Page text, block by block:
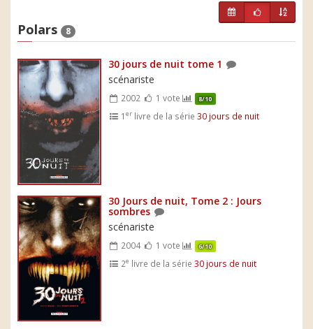
Polars 8
30 jours de nuit tome 1
scénariste
2002 1 vote 8/10
1er livre de la série30 jours de nuit
30 Jours de nuit, Tome 2 : Jours
sombres
scénariste
2004 1 vote 6/10
2e livre de la série30 jours de nuit